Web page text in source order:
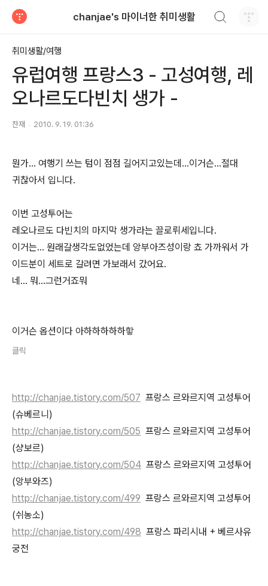
chanjae's 마이너한 취미생활
취미생활/여행
유럽여행 프랑스3 - 고성여행, 레
오나르도다빈치 생가 -
찬재 2010. 9. 19. 01:36
뭔가... 여행기 쓰는 텀이 점점 길어지고있는데...이거슨...절대
귀찮아서 입니다.
이번 고성투어는
레오나르도 다빈치의 마지막 생가라는 끌로뤼세입니다.
이거는... 원래갈생각도없었는데 앙부아즈성이랑 쵸 가까워서 가
이드분이 세트로 갈려면 가보래서 갔어요.
네... 뭐...그런거죠뭐
이거슨 옵션이다 아하하하하하핳
클릭
http://chanjae.tistory.com/507 프랑스 르와르지역 고성투어
(슈베르니)
http://chanjae.tistory.com/505 프랑스 르와르지역 고성투어
(샹보르)
http://chanjae.tistory.com/504 프랑스 르와르지역 고성투어
(앙부와즈)
http://chanjae.tistory.com/499 프랑스 르와르지역 고성투어
(쉬농소)
http://chanjae.tistory.com/498 프랑스 파리시내 + 베르사유
궁전